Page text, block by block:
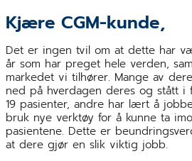
Kjære CGM-kunde,
Det er ingen tvil om at dette har
år som har preget hele verden,
markedet vi tilhører. Mange av
ned på hverdagen deres og stått i
19 pasienter, andre har lært å
bruk nye verktøy for å kunne ta
pasientene. Dette er
at dere gjør en slik viktig jobb.